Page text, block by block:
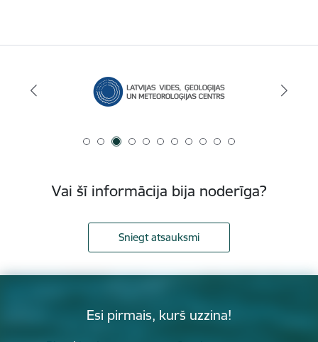
Vai šī informācija bija noderīga?
Sniegt atsauksmi
Esi pirmais, kurš uzzina!